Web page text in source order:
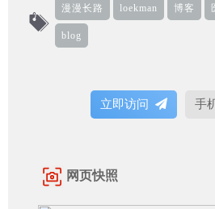
漫漫长路 loekman 博客
blog
立即访问 手
网页快照